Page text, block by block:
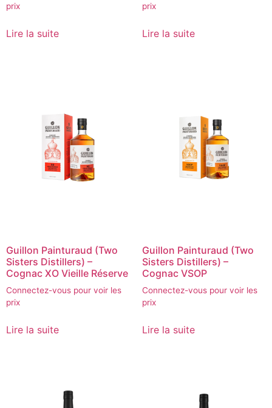
prix
Lire la suite
prix
Lire la suite
Guillon Painturaud (Two
Sisters Distillers) –
Cognac XO Vieille Réserve
Connectez-vous pour voir les
prix
Lire la suite
Guillon Painturaud (Two
Sisters Distillers) –
Cognac VSOP
Connectez-vous pour voir les
prix
Lire la suite